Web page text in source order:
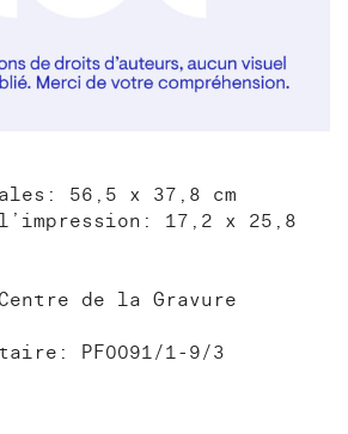
56,5 x 37,8 cm
l’impression: 17,2 x 25,8
de la Gravure
PF0091/1-9/3